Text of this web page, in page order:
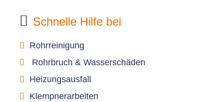
Schnelle Hilfe bei
Rohrreinigung
Rohrbruch & Wasserschäden
Heizungsausfall
Klempnerarbeiten